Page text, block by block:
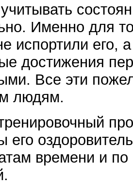
Именно для
испортили его,
достижения
Все эти
лю­дям.
его
времени и